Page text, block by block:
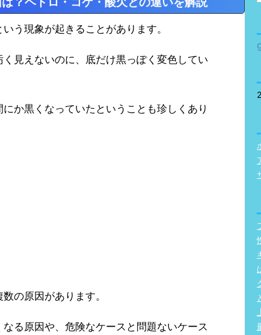
う現象が起きることがあります。
見えないのに、底だけ黒っぽく変色してい
か黒くなっていたということも珍しくあり
の原因があります。
る原因や、危険なケースと問題ないケース